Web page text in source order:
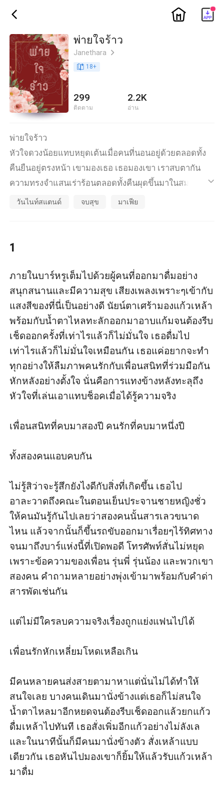
ic_back ic_home
พ่ายใจร้าว
Janethara ic_arrow_right
book_age 18+
299
ติดตาม
2.2K
อ่าน
พ่ายใจร้าว
หัวใจดวงน้อยแทบหยุดเต้นเมื่อคนที่นอนอยู่ด้วยตลอดทั้ง
คืนยืนอยู่ตรงหน้า เขามองเธอ เธอมองเขา เราสบตากัน
ความทรงจำแสนเร่าร้อนตลอดทั้งคืนผุดขึ้นมาในสมอง
เหมือนวิดีโอที่ฉายซ้ำไปซ้ำมาไม่หยุดเลย
"แต่หมดไปหลายน้ำ"
ic_default
วันไนท์สแตนด์ จบสุข มาเฟีย
1
ภายในบาร์หรูเต็มไปด้วยผู้คนที่ออกมาดื่มอย่าง
สนุกสนานและมีความสุข เสียงเพลงเพราะๆเข้ากับ
แสงสีของที่นี่เป็นอย่างดี นัยน์ตาเศร้ามองแก้วเหล้า
พร้อมกับน้ำตาไหลทะลักออกมาอาบแก้มจนต้องรีบ
เช็ดออกครั้งที่เท่าไรแล้วก็ไม่มั่นใจ เธอดื่มไป
เท่าไรแล้วก็ไม่มั่นใจเหมือนกัน เธอแค่อยากจะทำ
ทุกอย่างให้ลืมภาพคนรักกับเพื่อนสนิทที่ร่วมมือกัน
หักหลังอย่างตั้งใจ นั่นคือการแทงข้างหลังทะลุถึง
หัวใจที่เล่นเอาแทบช็อคเมื่อได้รู้ความจริง
เพื่อนสนิทที่คบมาสองปี คนรักที่คบมาหนึ่งปี
ทั้งสองคนแอบคบกัน
ไม่รู้สิว่าจะรู้สึกยังไงดีกับสิ่งที่เกิดขึ้น เธอไป
อาละวาดถึงคณะในตอนเย็นประจานชายหญิงชั่ว
ให้คนมันรู้กันไปเลยว่าสองคนนั้นสารเลวขนาด
ไหน แล้วจากนั้นก็ขึ้นรถขับออกมาเรื่อยๆไร้ทิศทาง
จนมาถึงบาร์แห่งนี้ที่เปิดพอดี โทรศัพท์สั่นไม่หยุด
เพราะข้อความของเพื่อน รุ่นพี่ รุ่นน้อง และพวกเขา
สองคน คำถามหลายอย่างพุ่งเข้ามาพร้อมกับคำด่า
สารพัดเช่นกัน
แต่ไม่มีใครลบความจริงเรื่องถูกแย่งแฟนไปได้
เพื่อนรักหักเหลี่ยมโหดเหลือเกิน
มีคนหลายคนส่งสายตามาหาแต่นั่นไม่ได้ทำให้
สนใจเลย บางคนเดินมานั่งข้างแต่เธอก็ไม่สนใจ
น้ำตาไหลมาอีกหยดจนต้องรีบเช็ดออกแล้วยกแก้ว
ดื่มเหล้าไปทันที เธอสั่งเพิ่มอีกแก้วอย่างไม่ลังเล
และในนาทีนั้นก็มีคนมานั่งข้างตัว สั่งเหล้าแบบ
เดียวกัน เธอหันไปมองเขาก็ยิ้มให้แล้วรับแก้วเหล้า
มาดื่ม